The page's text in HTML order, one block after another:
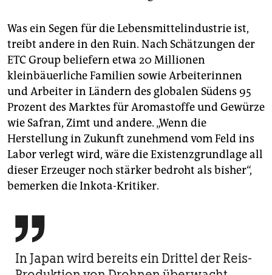
Was ein Segen für die Lebensmittelindustrie ist,
treibt andere in den Ruin. Nach Schätzungen der
ETC Group beliefern etwa 20 Millionen
kleinbäuerliche Familien sowie Arbeiterinnen
und Arbeiter in Ländern des globalen Südens 95
Prozent des Marktes für Aromastoffe und Gewürze
wie Safran, Zimt und andere. „Wenn die
Herstellung in Zukunft zunehmend vom Feld ins
Labor verlegt wird, wäre die Existenzgrundlage all
dieser Erzeuger noch stärker bedroht als bisher“,
bemerken die Inkota-Kritiker.

In Japan wird bereits ein Drittel der Reis-